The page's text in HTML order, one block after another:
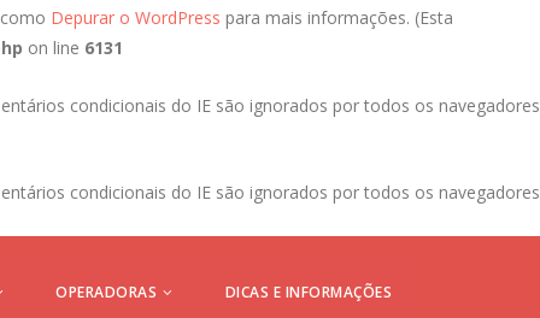
Depurar o WordPress para mais informações. (Esta
on line 6131
condicionais do IE são ignorados por todos os navegadores
condicionais do IE são ignorados por todos os navegadores
OPERADORAS DICAS E INFORMAÇÕES